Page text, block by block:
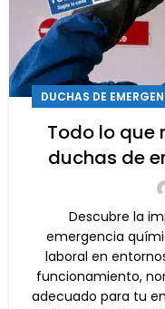
DUCHAS DE
Todo lo que
duchas de
Descubre la
emergencia
laboral en
funcionamiento,
adecuado para tu